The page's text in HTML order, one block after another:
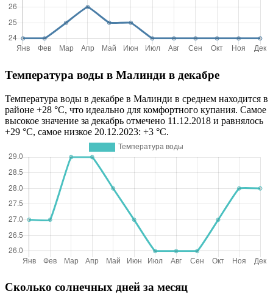
Температура воды в Малинди в декабре
Температура воды в декабре в Малинди в среднем находится в
районе +28 °C, что идеально для комфортного купания. Самое
высокое значение за декабрь отмечено 11.12.2018 и равнялось
+29 °C, самое низкое 20.12.2023: +3 °C.
Сколько солнечных дней за месяц